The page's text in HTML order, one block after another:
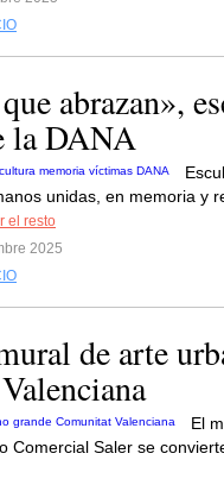
abrazan»,
la DANA
unidas, en memoria y
el resto
2025
de arte
El
Comercial Saler se